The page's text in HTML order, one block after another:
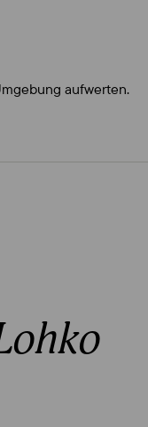
aufwerten.